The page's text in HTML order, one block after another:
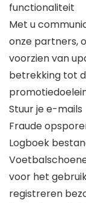
functionaliteit
Met u
onze partners,
voorzien van
betrekking tot
Stuur je e-mails
Fraude
Logboek
voor het
registreren